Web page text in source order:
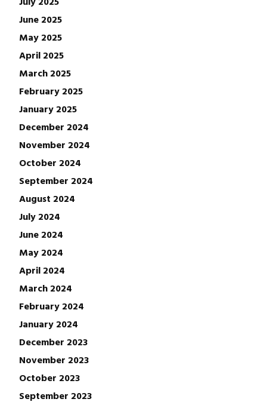
June 2025
May 2025
April 2025
March 2025
February 2025
January 2025
December 2024
November 2024
October 2024
September 2024
August 2024
July 2024
June 2024
May 2024
April 2024
March 2024
February 2024
January 2024
December 2023
November 2023
October 2023
September 2023